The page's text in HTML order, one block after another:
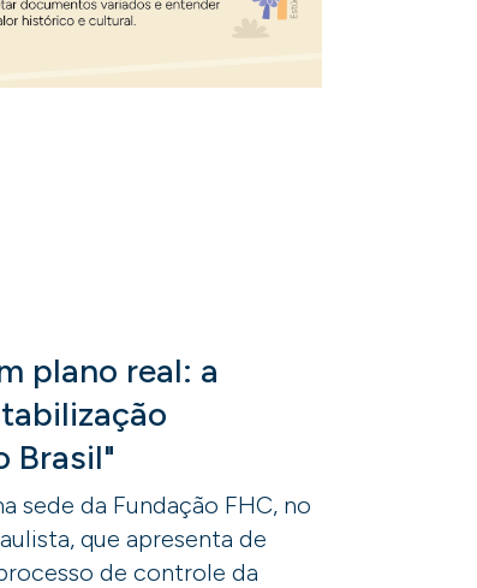
plano real: a
Brasil"
sede da Fundação FHC, no
que apresenta de
de controle da